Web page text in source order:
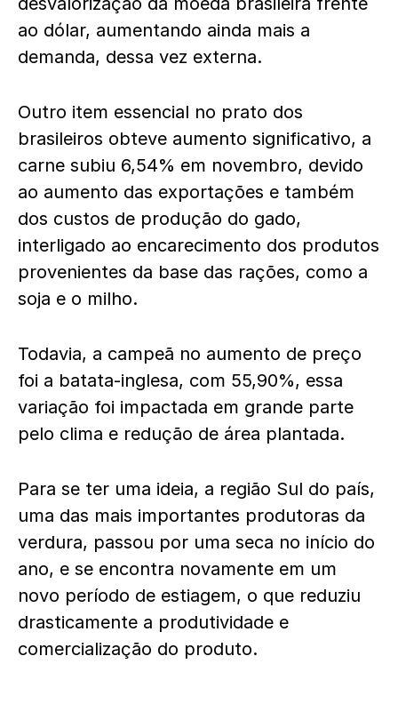
ao dólar, aumentando ainda mais a
demanda, dessa vez externa.
Outro item essencial no prato dos
brasileiros obteve aumento significativo, a
carne subiu 6,54% em novembro, devido
ao aumento das exportações e também
dos custos de produção do gado,
interligado ao encarecimento dos produtos
provenientes da base das rações, como a
soja e o milho.
Todavia, a campeã no aumento de preço
foi a batata-inglesa, com 55,90%, essa
variação foi impactada em grande parte
pelo clima e redução de área plantada.
Para se ter uma ideia, a região Sul do país,
uma das mais importantes produtoras da
verdura, passou por uma seca no início do
ano, e se encontra novamente em um
novo período de estiagem, o que reduziu
drasticamente a produtividade e
comercialização do produto.